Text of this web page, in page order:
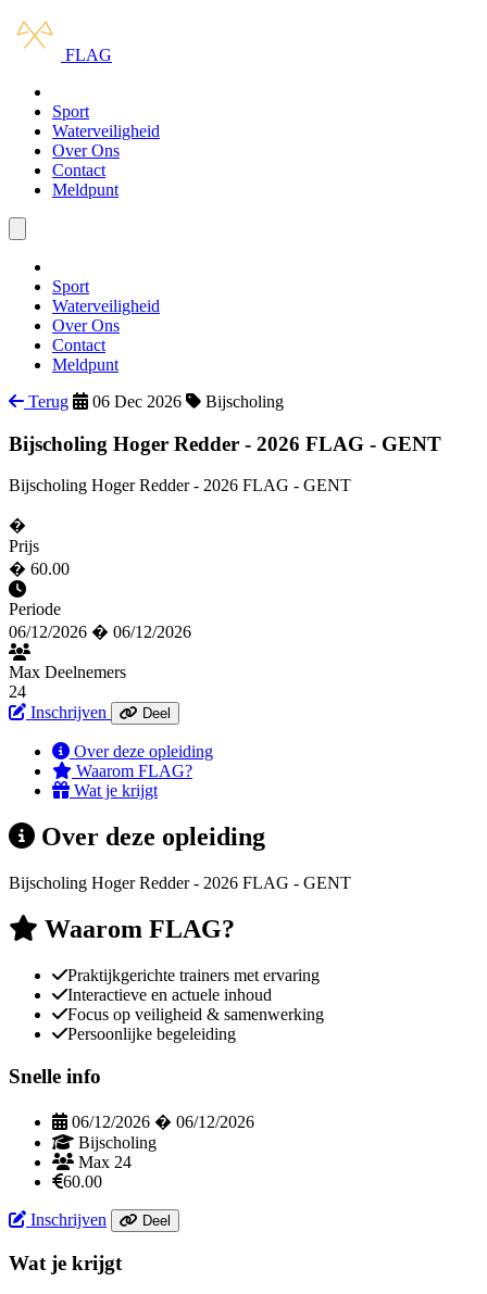
Ga naar hoofdinhoud
Ga naar navigatie
FLAG
Sport
Waterveiligheid
Over Ons
Contact
Meldpunt
Menu openen/sluiten
Sport
Waterveiligheid
Over Ons
Contact
Meldpunt
Terug
06 Dec 2026 Bijscholing
Bijscholing Hoger Redder - 2026 FLAG - GENT
Bijscholing Hoger Redder - 2026 FLAG - GENT
�
Prijs
� 60.00
Periode
06/12/2026 � 06/12/2026
Max Deelnemers
24
Inschrijven
Deel
Over deze opleiding
Waarom FLAG?
Wat je krijgt
Over deze opleiding
Bijscholing Hoger Redder - 2026 FLAG - GENT
Waarom FLAG?
Praktijkgerichte trainers met ervaring
Interactieve en actuele inhoud
Focus op veiligheid & samenwerking
Persoonlijke begeleiding
Snelle info
06/12/2026 � 06/12/2026
Bijscholing
Max 24
60.00
Inschrijven Deel
Wat je krijgt